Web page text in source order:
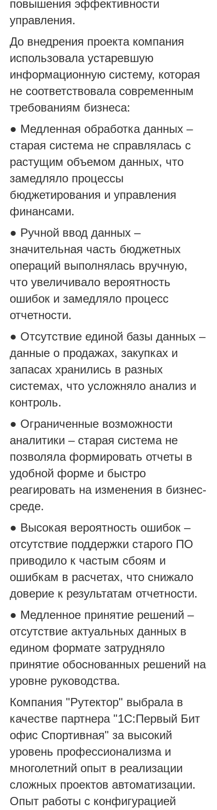
повышения эффективности
управления.
До внедрения проекта компания
использовала устаревшую
информационную систему, которая
не соответствовала современным
требованиям бизнеса:
● Медленная обработка данных –
старая система не справлялась с
растущим объемом данных, что
замедляло процессы
бюджетирования и управления
финансами.
● Ручной ввод данных –
значительная часть бюджетных
операций выполнялась вручную,
что увеличивало вероятность
ошибок и замедляло процесс
отчетности.
● Отсутствие единой базы данных –
данные о продажах, закупках и
запасах хранились в разных
системах, что усложняло анализ и
контроль.
● Ограниченные возможности
аналитики – старая система не
позволяла формировать отчеты в
удобной форме и быстро
реагировать на изменения в бизнес-
среде.
● Высокая вероятность ошибок –
отсутствие поддержки старого ПО
приводило к частым сбоям и
ошибкам в расчетах, что снижало
доверие к результатам отчетности.
● Медленное принятие решений –
отсутствие актуальных данных в
едином формате затрудняло
принятие обоснованных решений на
уровне руководства.
Компания "Рутектор" выбрала в
качестве партнера "1С:Первый Бит
офис Спортивная" за высокий
уровень профессионализма и
многолетний опыт в реализации
сложных проектов автоматизации.
Опыт работы с конфигурацией